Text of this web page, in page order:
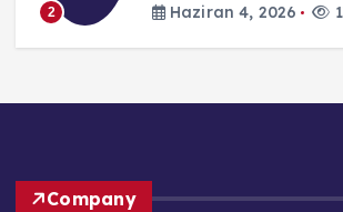
2
Haziran 4, 2026
Company